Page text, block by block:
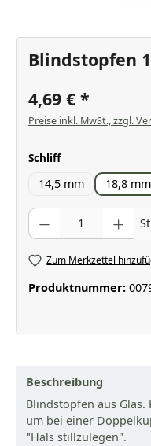
Blindstopfen
4,69 €
Preise inkl. MwSt., zzgl.
Schliffauswählen
14,5 mm 18,8 mm
Produkt Anzahl: Gib den
Zum Merkzettel
Produktnummer:
Beschreibung
Blindstopfen aus Glas.
um bei einer
"Hals stillzulegen".